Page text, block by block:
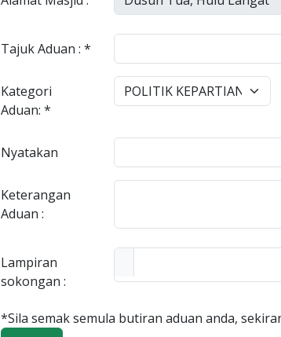
Tajuk Aduan : *
Kategori
Aduan: *
Nyatakan
Keterangan
Aduan :
Lampiran
sokongan :
*Sila semak semula butiran aduan anda,